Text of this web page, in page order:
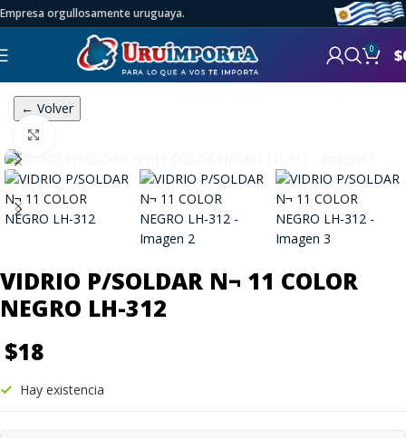
Empresa orgullosamente uruguaya.
0 $
← Volver
VIDRIO P/SOLDAR N¬ 11 COLOR
NEGRO LH-312
$18
Hay existencia